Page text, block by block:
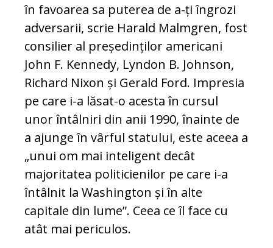
în favoarea sa puterea de a-ți îngrozi
adversarii, scrie Harald Malmgren, fost
consilier al președinților americani
John F. Kennedy, Lyndon B. Johnson,
Richard Nixon și Gerald Ford. Impresia
pe care i-a lăsat-o acesta în cursul
unor întâlniri din anii 1990, înainte de
a ajunge în vârful statului, este aceea a
„unui om mai inteligent decât
majoritatea politicienilor pe care i-a
întâlnit la Washington și în alte
capitale din lume”. Ceea ce îl face cu
atât mai periculos.